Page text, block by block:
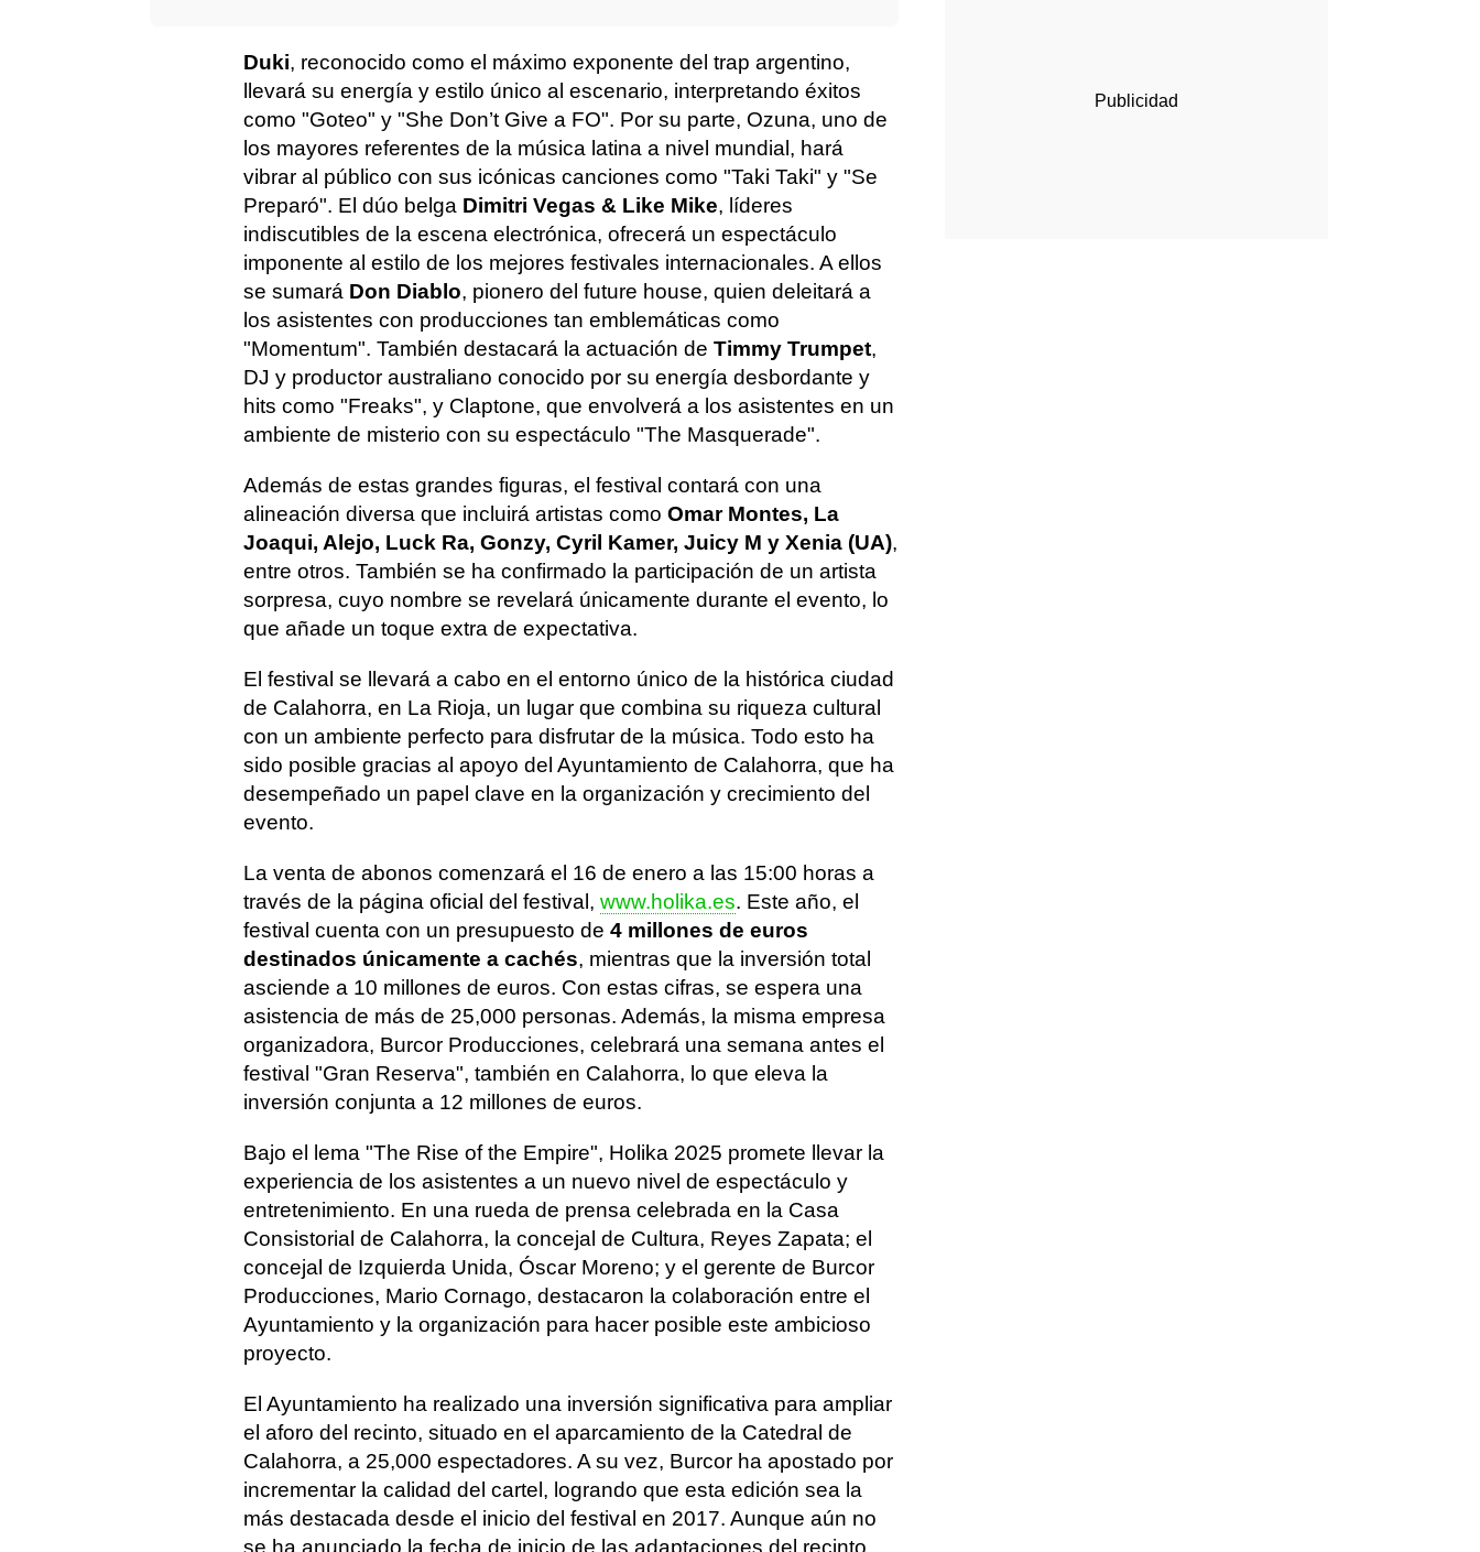
Duki, reconocido como el máximo exponente del trap argentino,
llevará su energía y estilo único al escenario, interpretando éxitos
como "Goteo" y "She Don’t Give a FO". Por su parte, Ozuna, uno de
los mayores referentes de la música latina a nivel mundial, hará
vibrar al público con sus icónicas canciones como "Taki Taki" y "Se
Preparó". El dúo belga Dimitri Vegas & Like Mike, líderes
indiscutibles de la escena electrónica, ofrecerá un espectáculo
imponente al estilo de los mejores festivales internacionales. A ellos
se sumará Don Diablo, pionero del future house, quien deleitará a
los asistentes con producciones tan emblemáticas como
"Momentum". También destacará la actuación de Timmy Trumpet,
DJ y productor australiano conocido por su energía desbordante y
hits como "Freaks", y Claptone, que envolverá a los asistentes en un
ambiente de misterio con su espectáculo "The Masquerade".
Además de estas grandes figuras, el festival contará con una
alineación diversa que incluirá artistas como Omar Montes, La
Joaqui, Alejo, Luck Ra, Gonzy, Cyril Kamer, Juicy M y Xenia (UA),
entre otros. También se ha confirmado la participación de un artista
sorpresa, cuyo nombre se revelará únicamente durante el evento, lo
que añade un toque extra de expectativa.
El festival se llevará a cabo en el entorno único de la histórica ciudad
de Calahorra, en La Rioja, un lugar que combina su riqueza cultural
con un ambiente perfecto para disfrutar de la música. Todo esto ha
sido posible gracias al apoyo del Ayuntamiento de Calahorra, que ha
desempeñado un papel clave en la organización y crecimiento del
evento.
La venta de abonos comenzará el 16 de enero a las 15:00 horas a
través de la página oficial del festival, www.holika.es. Este año, el
festival cuenta con un presupuesto de 4 millones de euros
destinados únicamente a cachés, mientras que la inversión total
asciende a 10 millones de euros. Con estas cifras, se espera una
asistencia de más de 25,000 personas. Además, la misma empresa
organizadora, Burcor Producciones, celebrará una semana antes el
festival "Gran Reserva", también en Calahorra, lo que eleva la
inversión conjunta a 12 millones de euros.
Bajo el lema "The Rise of the Empire", Holika 2025 promete llevar la
experiencia de los asistentes a un nuevo nivel de espectáculo y
entretenimiento. En una rueda de prensa celebrada en la Casa
Consistorial de Calahorra, la concejal de Cultura, Reyes Zapata; el
concejal de Izquierda Unida, Óscar Moreno; y el gerente de Burcor
Producciones, Mario Cornago, destacaron la colaboración entre el
Ayuntamiento y la organización para hacer posible este ambicioso
proyecto.
El Ayuntamiento ha realizado una inversión significativa para ampliar
el aforo del recinto, situado en el aparcamiento de la Catedral de
Calahorra, a 25,000 espectadores. A su vez, Burcor ha apostado por
incrementar la calidad del cartel, logrando que esta edición sea la
más destacada desde el inicio del festival en 2017. Aunque aún no
se ha anunciado la fecha de inicio de las adaptaciones del recinto,